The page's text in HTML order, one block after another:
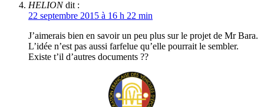
HELION dit :
22 septembre 2015 à 16 h 22 min
J’aimerais bien en savoir un peu plus sur le projet de Mr Bara.
L’idée n’est pas aussi farfelue qu’elle pourrait le sembler.
Existe t’il d’autres documents ??